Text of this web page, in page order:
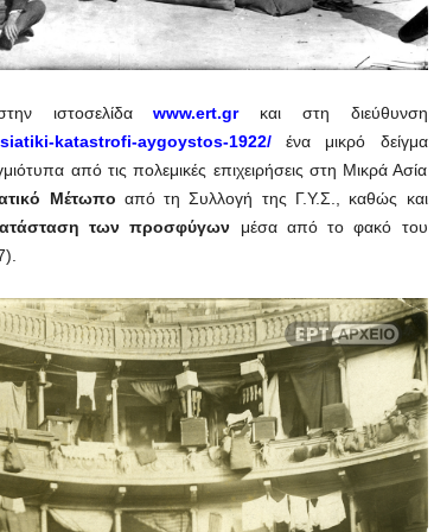
ιστοσελίδαwww.ert.grκαι στη διεύθυνση
katastrofi-aygoystos-1922/ένα μικρό δείγμα
από τις πολεμικές επιχειρήσεις στη Μικρά Ασία
Μέτωπο από τη Συλλογή της Γ.Υ.Σ., καθώς και
των προσφύγων μέσα από το φακό του